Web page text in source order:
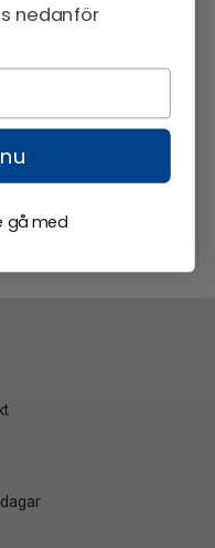
torktumla
nedanför
gå med